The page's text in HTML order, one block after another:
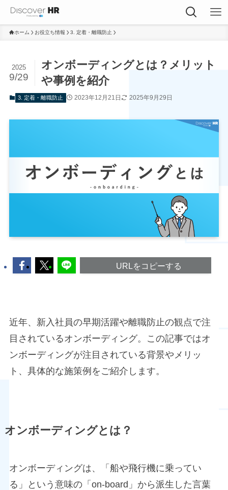
ホーム お役立ち情報 3. 定着・離職防止
オンボーディングとは？メリット
や事例を紹介
2025
9/29
3. 定着・離職防止 2023年12月21日 2025年9月29日
URLをコピーする
近年、新入社員の早期活躍や離職防止の観点で注
目されているオンボーディング。この記事ではオ
ンボーディングが注目されている背景やメリッ
ト、具体的な施策例をご紹介します。
オンボーディングとは？
オンボーディングは、「船や飛行機に乗ってい
る」という意味の「on-board」から派生した言葉